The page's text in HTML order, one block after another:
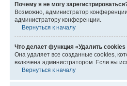
Почему я не могу
Возможно, администратор
администратору конференции.
Вернуться к началу
Что делает функция «Удалить
Она удаляет все созданные cookies,
включена администратором. Если вы
Вернуться к началу